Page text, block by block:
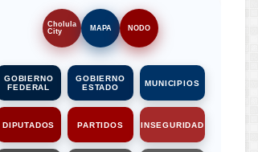
Cholula
City
MAPA NODO
GOBIERNO
FEDERAL
GOBIERNO
ESTADO
MUNICIPIOS
DIPUTADOS PARTIDOS INSEGURIDAD